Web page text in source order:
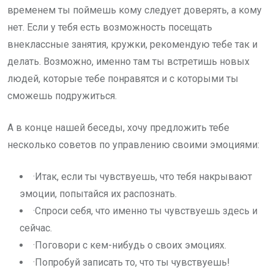
временем ты поймешь кому следует доверять, а кому
нет. Если у тебя есть возможность посещать
внеклассные занятия, кружки, рекомендую тебе так и
делать. Возможно, именно там ты встретишь новых
людей, которые тебе понравятся и с которыми ты
сможешь подружиться.
А в конце нашей беседы, хочу предложить тебе
несколько советов по управлению своими эмоциями:
·Итак, если ты чувствуешь, что тебя накрывают
эмоции, попытайся их распознать.
·Спроси себя, что именно ты чувствуешь здесь и
сейчас.
·Поговори с кем-нибудь о своих эмоциях.
·Попробуй записать то, что ты чувствуешь!